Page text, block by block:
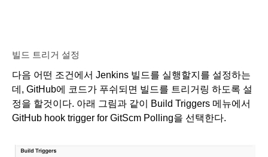
빌드 트리거 설정
다음 어떤 조건에서 Jenkins 빌드를 실행할지를 설정하는
데, GitHub에 코드가 푸쉬되면 빌드를 트리거링 하도록 설
정을 할것이다. 아래 그림과 같이 Build Triggers 메뉴에서
GitHub hook trigger for GitScm Polling을 선택한다.